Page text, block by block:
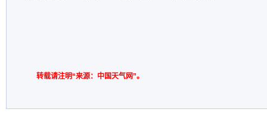
转载请注明“来源：中国天气网”。